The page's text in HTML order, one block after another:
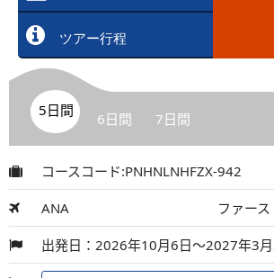
ツアー行程
5日間 6日間 7日間
コースコード:PNHNLNHFZX-942
ANA ファース
出発日：2026年10月6日～2027年3